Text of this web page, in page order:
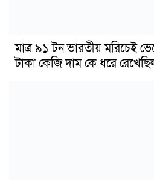
মাত্র ৯১ টন ভারতীয় মরিচেই
টাকা কেজি দাম কে ধরে